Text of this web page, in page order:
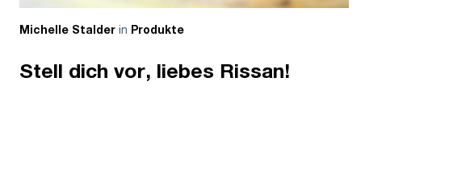
Michelle Stalder in Produkte
Stell dich vor, liebes Rissan!